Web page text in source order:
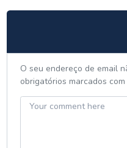
O seu endereço de email
obrigatórios marcados com